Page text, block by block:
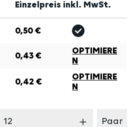
Einzelpreis inkl. MwSt.
0,50 €
0,43 €
OPTIMIERE
N
0,42 €
OPTIMIERE
N
Gib den gewünschten
Paar